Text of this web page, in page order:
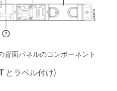
背面パネルのコンポーネント
とラベル付け)